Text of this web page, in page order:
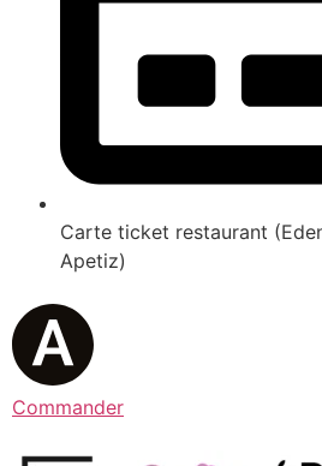
Carte ticket restaurant
Apetiz)
Commander